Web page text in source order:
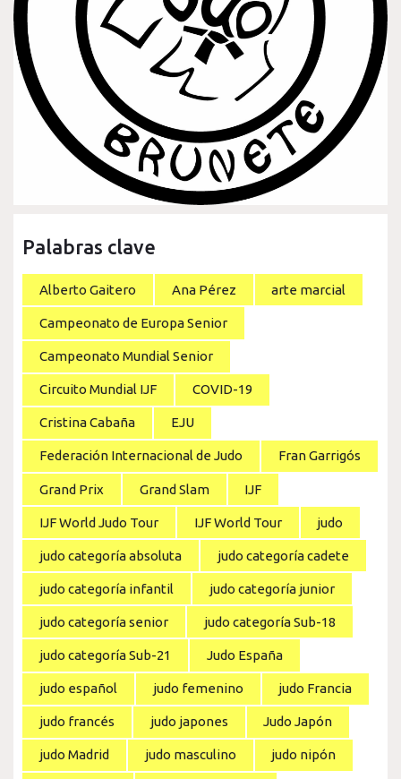
Palabras clave
Alberto Gaitero Ana Pérez arte marcial
Campeonato de Europa Senior
Campeonato Mundial Senior
Circuito Mundial IJF COVID-19
Cristina Cabaña EJU
Federación Internacional de Judo Fran Garrigós
Grand Prix Grand Slam IJF
IJF World Judo Tour IJF World Tour judo
judo categoría absoluta judo categoría cadete
judo categoría infantil judo categoría junior
judo categoría senior judo categoría Sub-18
judo categoría Sub-21 Judo España
judo español judo femenino judo Francia
judo francés judo japones Judo Japón
judo Madrid judo masculino judo nipón